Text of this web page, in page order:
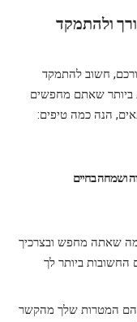
ולהתמקד
חשוב להתמקד
ביותר שאתם מחפשים
הנה כמה טיפים:
ושמחה בחיים
שאתה מחפש ובצרכיך
החשובות ביותר לך
המטרות שלך מהקשר